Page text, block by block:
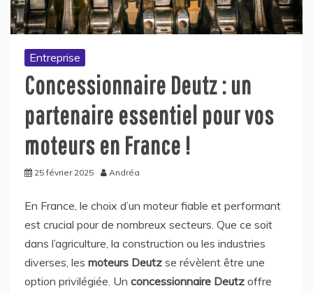
Entreprise
Concessionnaire Deutz : un
partenaire essentiel pour vos
moteurs en France !
25 février 2025 Andréa
En France, le choix d’un moteur fiable et performant
est crucial pour de nombreux secteurs. Que ce soit
dans l’agriculture, la construction ou les industries
diverses, les moteurs Deutz se révèlent être une
option privilégiée. Un concessionnaire Deutz offre